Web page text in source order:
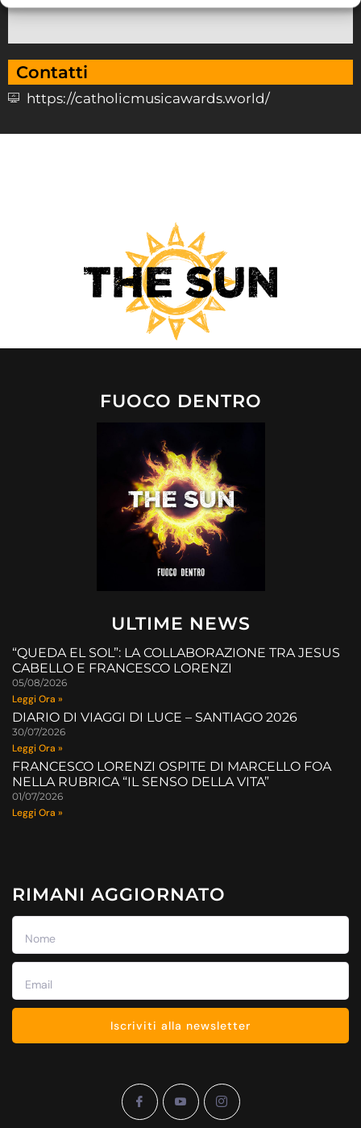
Contatti
https://catholicmusicawards.world/
FUOCO DENTRO
ULTIME NEWS
“QUEDA EL SOL”: LA COLLABORAZIONE TRA JESUS
CABELLO E FRANCESCO LORENZI
05/08/2026
Leggi Ora »
DIARIO DI VIAGGI DI LUCE – SANTIAGO 2026
30/07/2026
Leggi Ora »
FRANCESCO LORENZI OSPITE DI MARCELLO FOA
NELLA RUBRICA “IL SENSO DELLA VITA”
01/07/2026
Leggi Ora »
RIMANI AGGIORNATO
Iscriviti alla newsletter